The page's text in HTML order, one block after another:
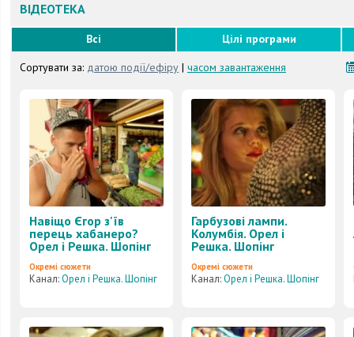
ВІДЕОТЕКА
Всі
Цілі програми
Сортувати за: датою події/ефіру | часом завантаження
Навіщо Єгор з'їв
перець хабанеро?
Орел і Решка. Шопінг
Окремі сюжети
Канал:Орел і Решка. Шопінг
Гарбузові лампи.
Колумбія. Орел і
Решка. Шопінг
Окремі сюжети
Канал:Орел і Решка. Шопінг